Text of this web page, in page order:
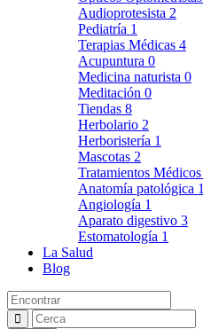
Audioprotesista 2
Pediatría 1
Terapias Médicas 4
Acupuntura 0
Medicina naturista 0
Meditación 0
Tiendas 8
Herbolario 2
Herboristería 1
Mascotas 2
Tratamientos Médicos
Anatomía patológica 1
Angiología 1
Aparato digestivo 3
Estomatología 1
La Salud
Blog